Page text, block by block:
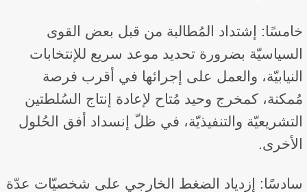
خامسًا: إشتداد المُطالبة من قبل بعض القوى
السياسيّة بضرورة تحديد موعد سريع للإنتخابات
النيابيّة، والعمل على إجرائها في أقرب فرصة
مُمكنة، كمخرج وحيد مُتاح لإعادة إنتاج السُلطتين
التشريعيّة والتنفيذيّة، في ظلّ إنسداد أفق الحُلول
الأخرى.
سادسًا: إزدياد الضغط الخارجي على شخصيّات عدّة